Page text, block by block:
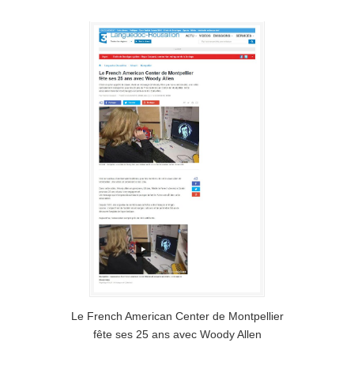
Le French American Center de Montpellier
fête ses 25 ans avec Woody Allen